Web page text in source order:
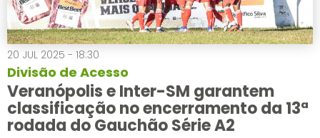
20 JUL 2025 - 18:30
Divisão de Acesso
Veranópolis e Inter-SM garantem
classificação no encerramento da 13ª
rodada do Gauchão Série A2